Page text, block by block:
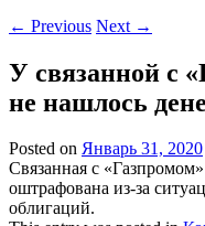
← Previous Next →
У связанной с
не нашлось
Posted on Январь 31, 2020
Связанная с
оштрафована из-за
облигаций.